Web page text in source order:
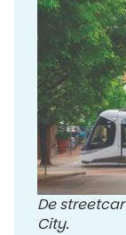
rondkijken.
De
City.